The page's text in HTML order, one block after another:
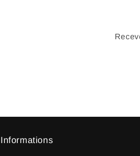
Informations